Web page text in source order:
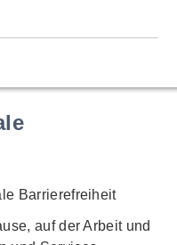
auf der Arbeit und